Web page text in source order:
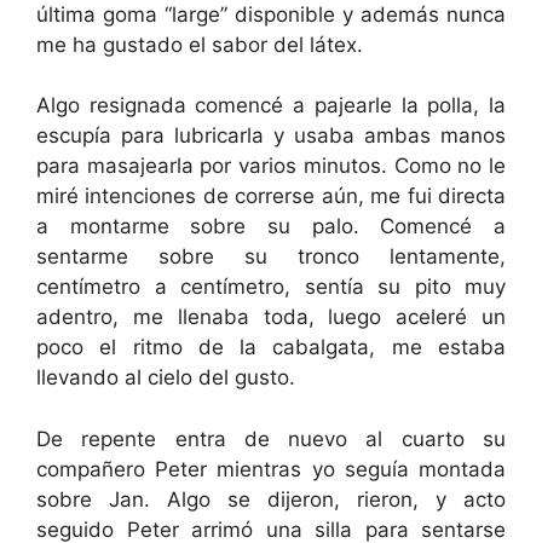
última goma “large” disponible y además nunca
me ha gustado el sabor del látex.
Algo resignada comencé a pajearle la polla, la
escupía para lubricarla y usaba ambas manos
para masajearla por varios minutos. Como no le
miré intenciones de correrse aún, me fui directa
a montarme sobre su palo. Comencé a
sentarme sobre su tronco lentamente,
centímetro a centímetro, sentía su pito muy
adentro, me llenaba toda, luego aceleré un
poco el ritmo de la cabalgata, me estaba
llevando al cielo del gusto.
De repente entra de nuevo al cuarto su
compañero Peter mientras yo seguía montada
sobre Jan. Algo se dijeron, rieron, y acto
seguido Peter arrimó una silla para sentarse